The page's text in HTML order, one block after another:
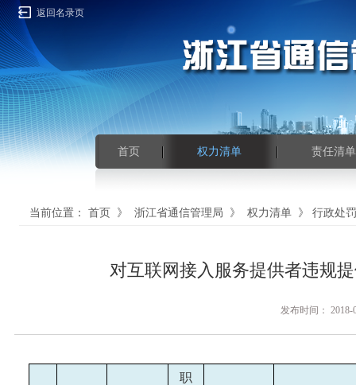
返回名录页
首页 权力清单 责任清单
当前位置： 首页 》 浙江省通信管理局 》 权力清单 》 行政处罚
对互联网接入服务提供者违规
发布时间：
职